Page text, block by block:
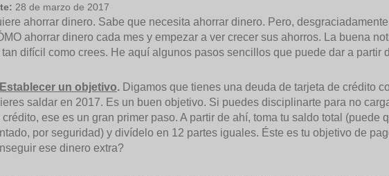
28 de marzo de 2017
ahorrar dinero. Sabe que necesita ahorrar dinero. Pero,
ahorrar dinero cada mes y empezar a ver crecer sus ahorros. La buena
tan difícil como crees. He aquí algunos pasos sencillos que puede dar a partir
un objetivo. Digamos que tienes una deuda de tarjeta de crédito
saldar en 2017. Es un buen objetivo. Si puedes disciplinarte para no
crédito, ese es un gran primer paso. A partir de ahí, toma tu saldo total (puede
por seguridad) y divídelo en 12 partes iguales. Éste es tu objetivo de
ese dinero extra?